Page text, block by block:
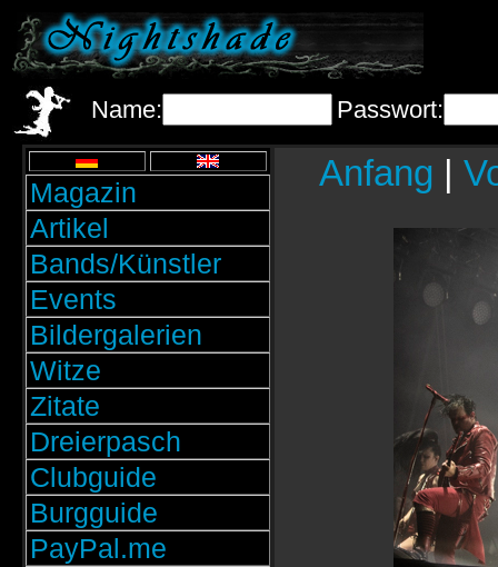
Name: Passwort:
Magazin
Artikel
Bands/Künstler
Events
Bildergalerien
Witze
Zitate
Dreierpasch
Clubguide
Burgguide
PayPal.me
Anfang |